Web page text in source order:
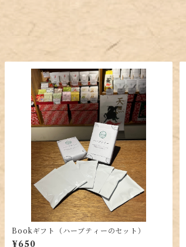
Bookギフト（ハーブティーのセット）
¥650